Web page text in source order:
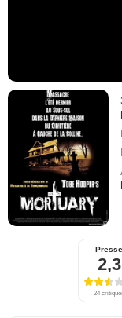
Presse
2,3
24